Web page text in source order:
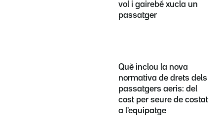
vol i gairebé xucla un
passatger
Què inclou la nova
normativa de drets dels
passatgers aeris: del
cost per seure de costat
a l'equipatge